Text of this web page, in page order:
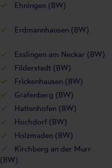
Ehningen (BW)
Erdmannhausen (BW)
Esslingen am Neckar (BW)
Filderstadt (BW)
Frickenhausen (BW)
Grafenberg (BW)
Hattenhofen (BW)
Hochdorf (BW)
Holzmaden (BW)
Kirchberg an der Murr
(BW)